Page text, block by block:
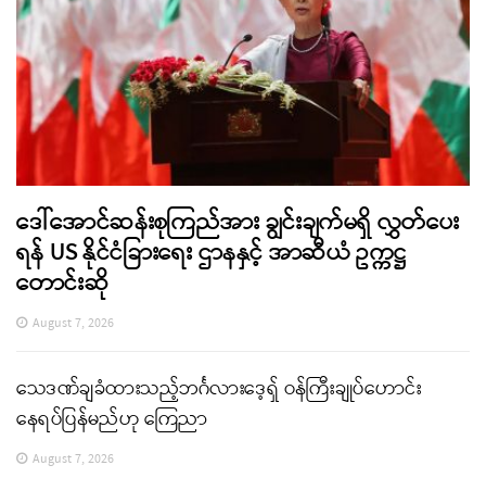
ဒေါ်အောင်ဆန်းစုကြည်အား ချွင်းချက်မရှိ လွှတ်ပေး
ရန် US နိုင်ငံခြားရေး ဌာနနှင့် အာဆီယံ ဥက္ကဋ္ဌ
တောင်းဆို
August 7, 2026
သေဒဏ်ချခံထားသည့်ဘင်္ဂလားဒေ့ရှ် ဝန်ကြီးချုပ်ဟောင်း
နေရပ်ပြန်မည်ဟု ကြေညာ
August 7, 2026